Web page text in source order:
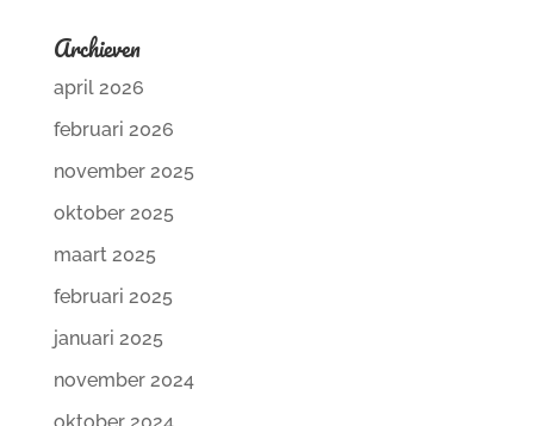
Archieven
april 2026
februari 2026
november 2025
oktober 2025
maart 2025
februari 2025
januari 2025
november 2024